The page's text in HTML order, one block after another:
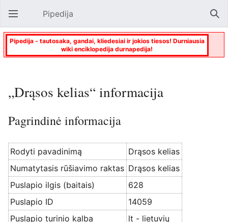
Atverti pagrindinį meniu Pipedija
Pipedija - tautosaka, gandai, kliedesiai ir jokios tiesos! Durniausia
wiki enciklopedija durnapedija!
„Drąsos kelias“ informacija
Pagrindinė informacija
Rodyti pavadinimą
Drąsos kelias
Numatytasis rūšiavimo raktas Drąsos kelias
Puslapio ilgis (baitais)
628
Puslapio ID
14059
Puslapio turinio kalba
lt - lietuvių